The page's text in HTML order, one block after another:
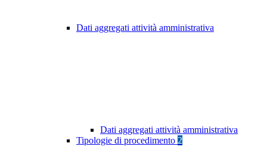
Dati aggregati attività amministrativa
Dati aggregati attività amministrativa
Tipologie di procedimento 2